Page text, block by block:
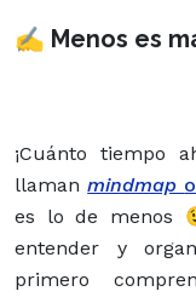
✍ Menos es
¡Cuánto tiempo
llamanmindmap
es lo de menos
entender y
primero